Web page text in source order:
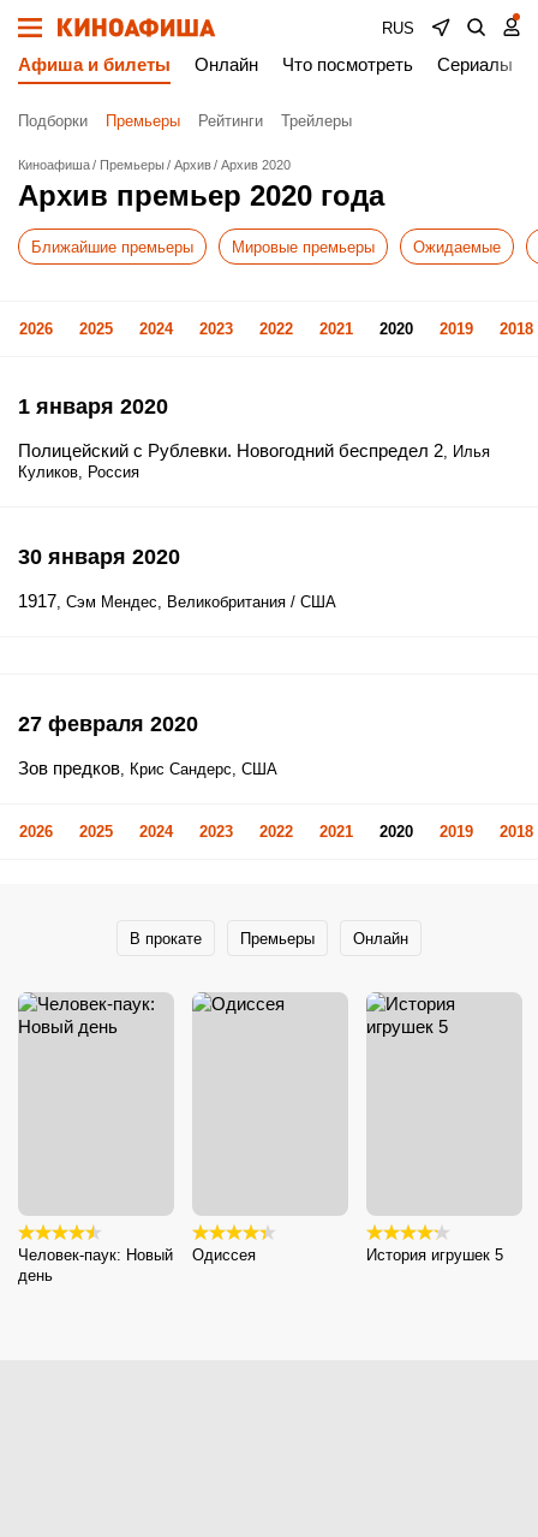
RUS
Афиша и билеты Онлайн Что посмотреть Сериалы
Подборки Премьеры Рейтинги Трейлеры
Киноафиша Премьеры Архив Архив 2020
Архив премьер 2020 года
Ближайшие премьеры Мировые премьеры Ожидаемые
2026 2025 2024 2023 2022 2021 2020 2019 2018
1 января 2020
Полицейский с Рублевки. Новогодний беспредел 2, Илья
Куликов, Россия
30 января 2020
1917, Сэм Мендес, Великобритания / США
27 февраля 2020
Зов предков, Крис Сандерс, США
2026 2025 2024 2023 2022 2021 2020 2019 2018
В прокате Премьеры Онлайн
Человек-паук: Новый
день
Одиссея История игрушек 5